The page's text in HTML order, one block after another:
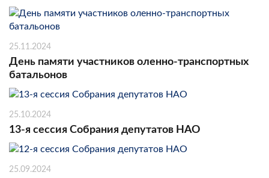
25.11.2024
День памяти участников оленно-транспортных
батальонов
25.10.2024
13-я сессия Собрания депутатов НАО
25.09.2024